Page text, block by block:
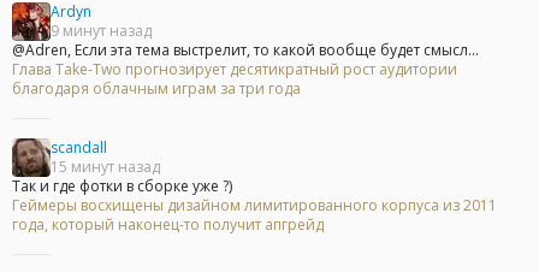
Ardyn
9 минут назад
@Adren, Если эта тема выстрелит, то какой вообще будет смысл...
Глава Take-Two прогнозирует десятикратный рост аудитории
благодаря облачным играм за три года
scandall
15 минут назад
Так и где фотки в сборке уже ?)
Геймеры восхищены дизайном лимитированного корпуса из 2011
года, который наконец-то получит апгрейд